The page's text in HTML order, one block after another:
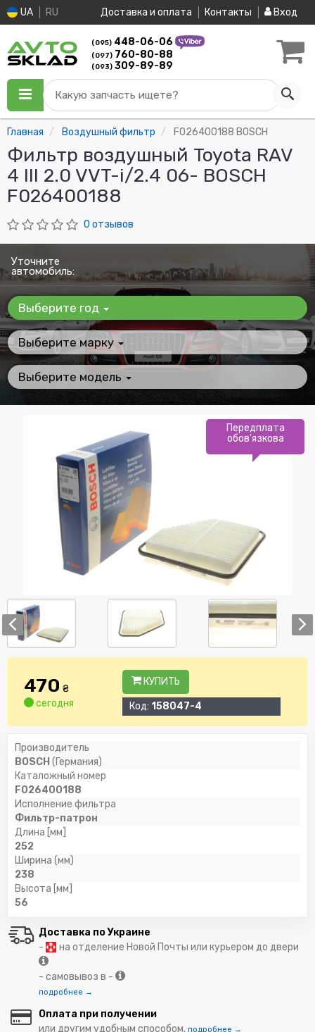
UA RU Доставка и оплата Контакты Вход
(095) 448-06-06
(097) 760-80-88
(093) 309-89-89
Какую запчасть ищете?
Главная Воздушный фильтр F026400188 BOSCH
Фильтр воздушный Toyota RAV
4 III 2.0 VVT-i/2.4 06- BOSCH
F026400188
0 отзывов
Уточните
автомобиль:
Выберите год
Выберите марку
Выберите модель
Передплата
обов'язкова
470 ₴
сегодня
КУПИТЬ
Код: 158047-4
Производитель
BOSCH (Германия)
Каталожный номер
F026400188
Исполнение фильтра
Фильтр-патрон
Длина [мм]
252
Ширина (мм)
238
Высота [мм]
56
Доставка по Украине
-
на отделение Новой Почты или курьером до двери
- самовывоз в -
подробнее →
Оплата при получении
или другим удобным способом, подробнее →